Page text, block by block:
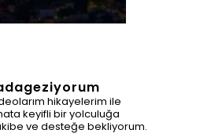
hikayelerim ile
keyifli bir yolculuğa
ve desteğe bekliyorum.